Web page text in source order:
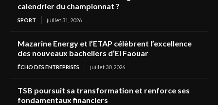
calendrier du championnat ?
SPORT juillet 31, 2026
Mazarine Energy et l’ETAP célèbrent l’excellence
des nouveaux bacheliers d’El Faouar
ÉCHO DES ENTREPRISES juillet 30, 2026
TSB poursuit sa transformation et renforce ses
fondamentaux financiers